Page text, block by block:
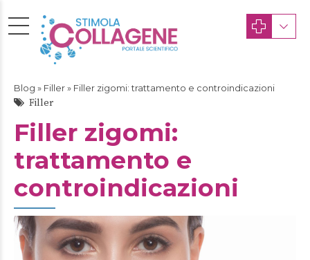
Blog » Filler» Filler zigomi: trattamento e controindicazioni
Filler
Filler zigomi:
trattamento e
controindicazioni